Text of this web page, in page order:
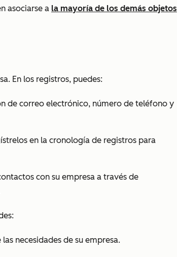
asociarse a la mayoría de los demás objetos
En los registros, puedes:
de correo electrónico, número de teléfono y
en la cronología de registros para
con su empresa a través de
necesidades de su empresa.